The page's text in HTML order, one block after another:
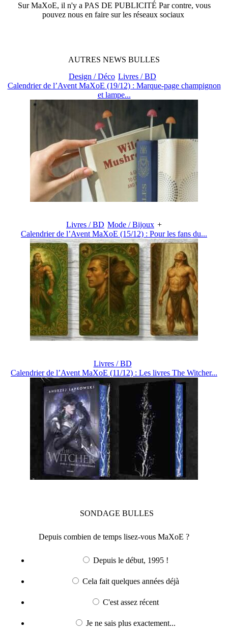
SurMaXoE, il n'y a PAS DE PUBLICITÉ Par contre, vous
pouvez nous en faire sur les réseaux sociaux
AUTRES NEWS BULLES
Design / Déco Livres / BD
Calendrier de l’Avent MaXoE (19/12) : Marque-page champignon
et lampe...
Livres / BD Mode / Bijoux +
Calendrier de l’Avent MaXoE (15/12) : Pour les fans du...
Livres / BD
Calendrier de l’Avent MaXoE (11/12) : Les livres The Witcher...
SONDAGE BULLES
Depuis combien de temps lisez-vous MaXoE ?
Depuis le début, 1995 !
Cela fait quelques années déjà
C'est assez récent
Je ne sais plus exactement...